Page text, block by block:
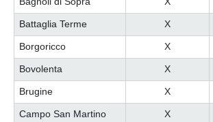
Battaglia Terme X
Borgoricco X
Bovolenta X
Brugine X
Campo San Martino X